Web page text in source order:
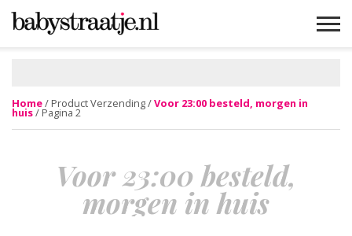
Home/ Product Verzending /Voor 23:00 besteld, morgen in
huis/ Pagina 2
Voor 23:00 besteld,
morgen in huis